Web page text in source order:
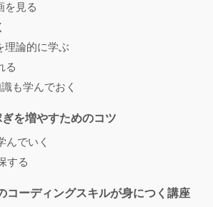
を見る
理論的に学ぶ
る
も学んでおく
を増やすためのコツ
んでいく
する
コーディングスキルが身につく講座